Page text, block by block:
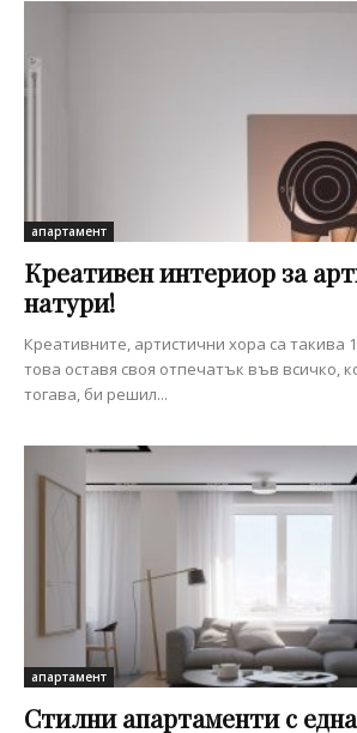
апартамент
Креативен интериор за
натури!
Креативните, артистични хора са такива
това оставя своя отпечатък във всичко,
тогава, би решил...
апартамент
Стилни апартаменти с